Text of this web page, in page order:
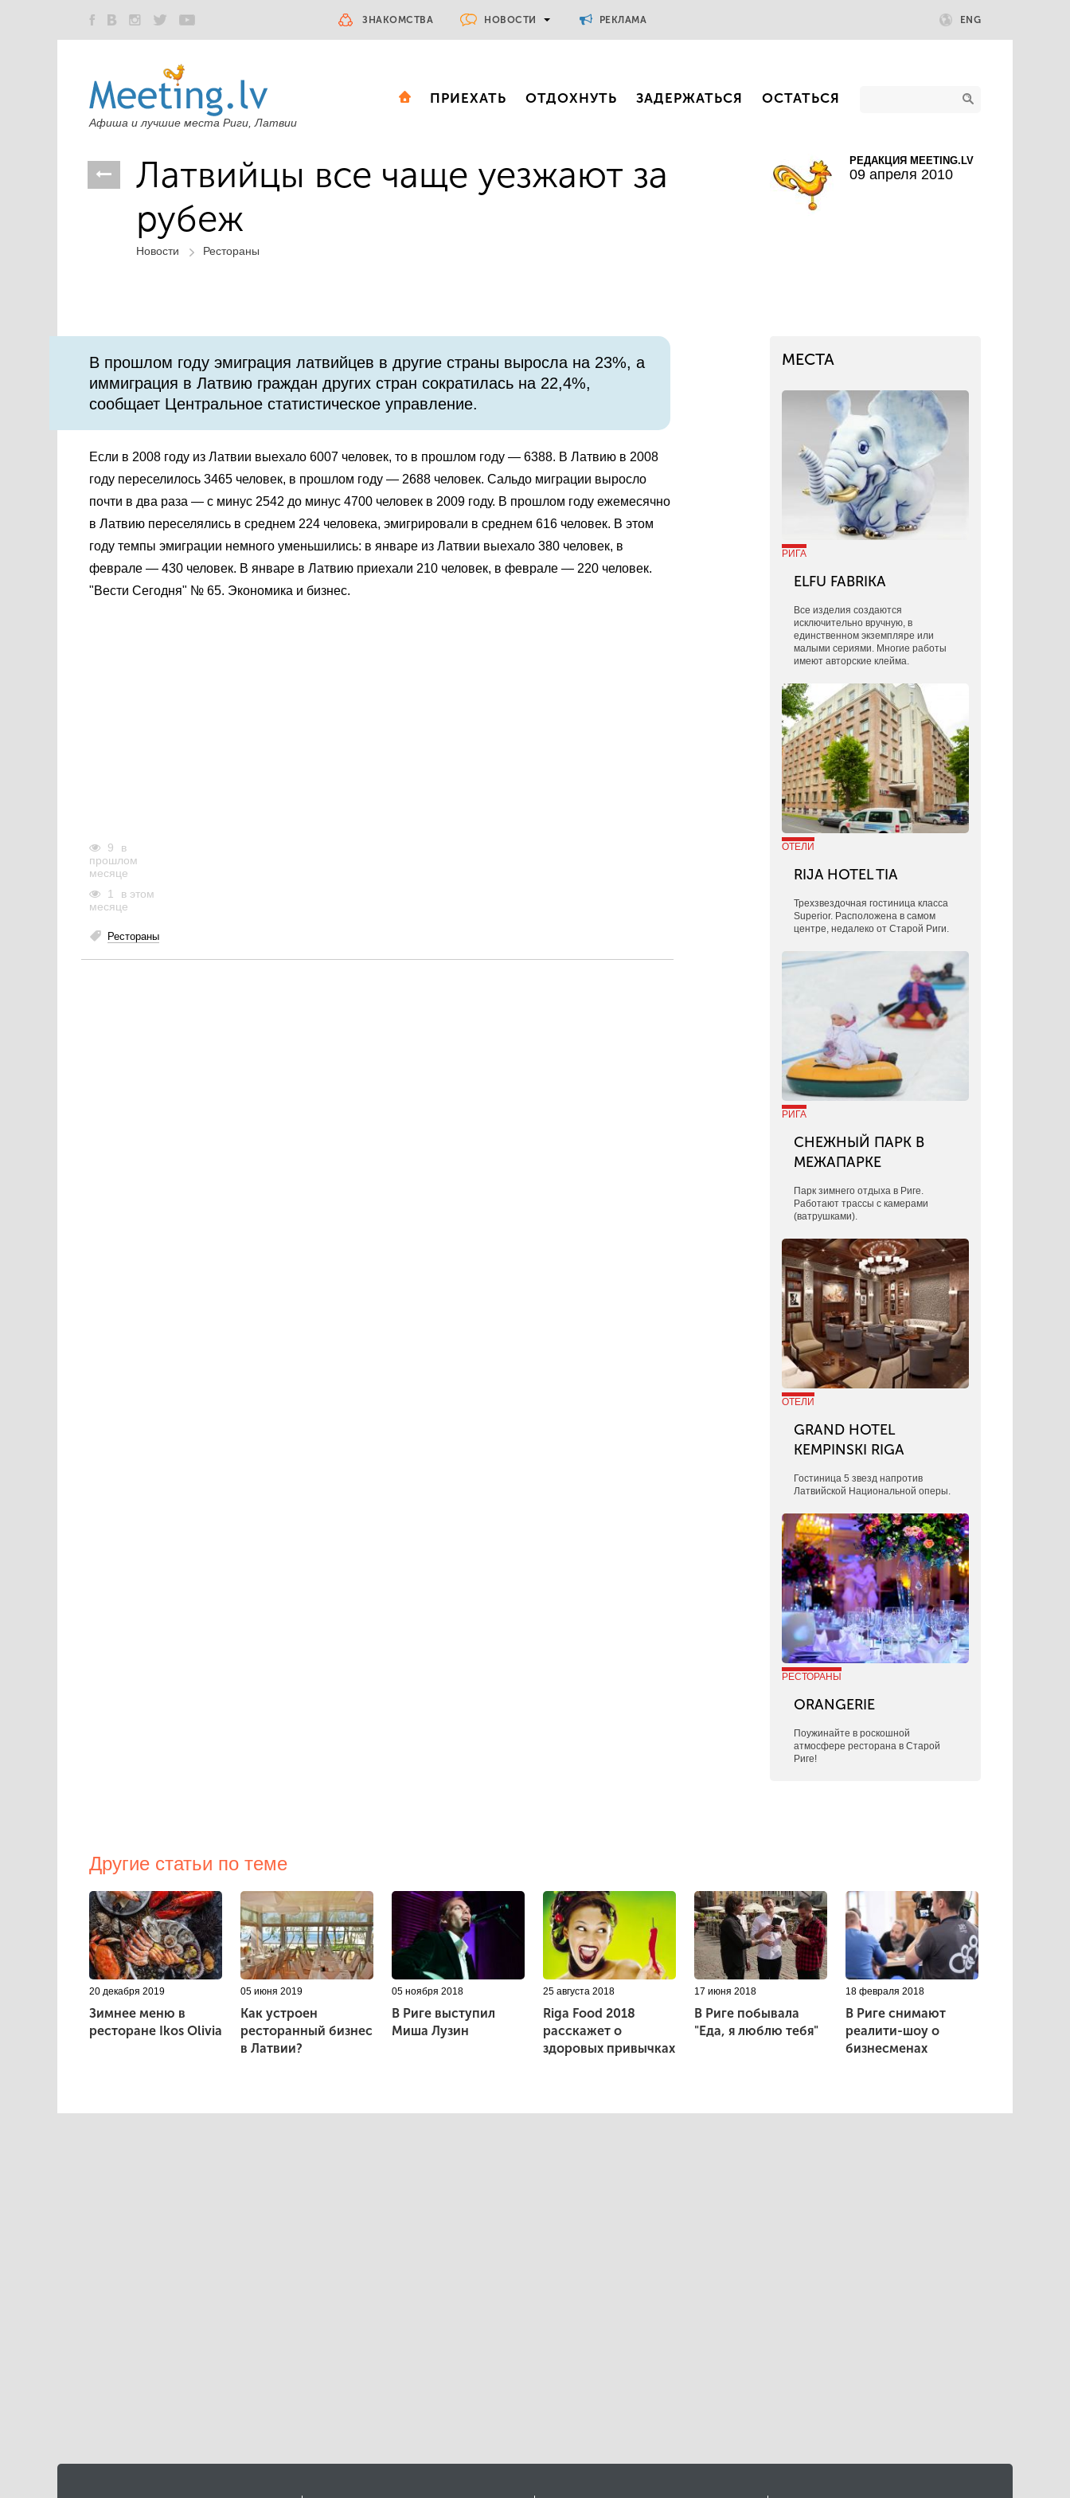
ЗНАКОМСТВА НОВОСТИ РЕКЛАМА ENG
Афиша и лучшие места Риги, Латвии
ПРИЕХАТЬ ОТДОХНУТЬ ЗАДЕРЖАТЬСЯ ОСТАТЬСЯ
Латвийцы все чаще уезжают за
рубеж
Новости Рестораны
РЕДАКЦИЯ MEETING.LV
09 апреля 2010
В прошлом году эмиграция латвийцев в другие страны выросла на 23%, а
иммиграция в Латвию граждан других стран сократилась на 22,4%,
сообщает Центральное статистическое управление.
Если в 2008 году из Латвии выехало 6007 человек, то в прошлом году — 6388. В Латвию в 2008
году переселилось 3465 человек, в прошлом году — 2688 человек. Сальдо миграции выросло
почти в два раза — с минус 2542 до минус 4700 человек в 2009 году. В прошлом году ежемесячно
в Латвию переселялись в среднем 224 человека, эмигрировали в среднем 616 человек. В этом
году темпы эмиграции немного уменьшились: в январе из Латвии выехало 380 человек, в
феврале — 430 человек. В январе в Латвию приехали 210 человек, в феврале — 220 человек.
"Вести Сегодня" № 65. Экономика и бизнес.
9
в
прошлом
месяце
1
в этом
месяце
Рестораны
МЕСТА
РИГА
ELFU FABRIKA
Все изделия создаются
исключительно вручную, в
единственном экземпляре или
малыми сериями. Многие работы
имеют авторские клейма.
ОТЕЛИ
RIJA HOTEL TIA
Трехзвездочная гостиница класса
Superior. Расположена в самом
центре, недалеко от Старой Риги.
РИГА
СНЕЖНЫЙ ПАРК В
МЕЖАПАРКЕ
Парк зимнего отдыха в Риге.
Работают трассы с камерами
(ватрушками).
ОТЕЛИ
GRAND HOTEL
KEMPINSKI RIGA
Гостиница 5 звезд напротив
Латвийской Национальной оперы.
РЕСТОРАНЫ
ORANGERIE
Поужинайте в роскошной
атмосфере ресторана в Старой
Риге!
Другие статьи по теме
20 декабря 2019
Зимнее меню в
ресторане Ikos Olivia
05 июня 2019
Как устроен
ресторанный бизнес
в Латвии?
05 ноября 2018
В Риге выступил
Миша Лузин
25 августа 2018
Riga Food 2018
расскажет о
здоровых привычках
17 июня 2018
В Риге побывала
"Еда, я люблю тебя"
18 февраля 2018
В Риге снимают
реалити-шоу о
бизнесменах